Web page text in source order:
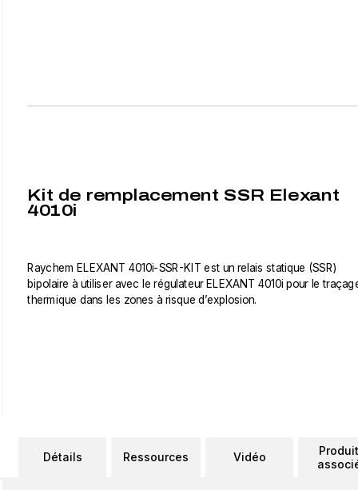
Kit de remplacement SSR Elexant
4010i
Raychem ELEXANT 4010i-SSR-KIT est un relais statique (SSR)
bipolaire à utiliser avec le régulateur ELEXANT 4010i pour le
thermique dans les zones à risque d’explosion.
Détails Ressources Vidéo